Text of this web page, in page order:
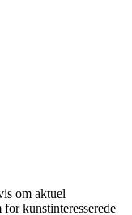
om aktuel
kunstinteresserede